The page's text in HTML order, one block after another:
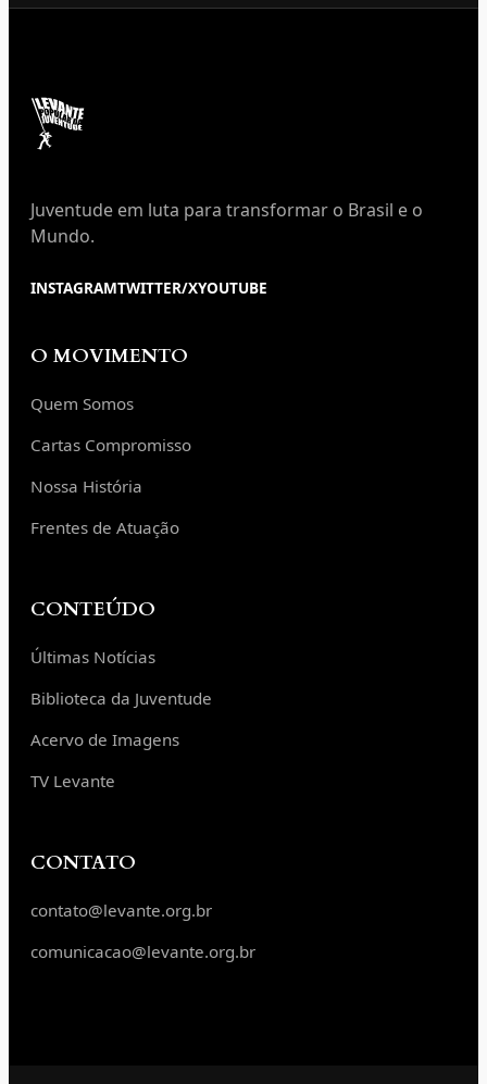
Juventude em luta para transformar o Brasil e o
Mundo.
INSTAGRAMTWITTER/XYOUTUBE
O MOVIMENTO
Quem Somos
Cartas Compromisso
Nossa História
Frentes de Atuação
CONTEÚDO
Últimas Notícias
Biblioteca da Juventude
Acervo de Imagens
TV Levante
CONTATO
contato@levante.org.br
comunicacao@levante.org.br